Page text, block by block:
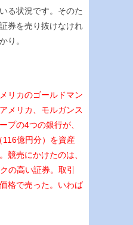
る状況です。そのた
券を売り抜けなけれ
り。
リカのゴールドマン
メリカ、モルガンス
プの4つの銀行が、
116億円分）を資産
競売にかけたのは、
の高い証券。取引
格で売った。いわば